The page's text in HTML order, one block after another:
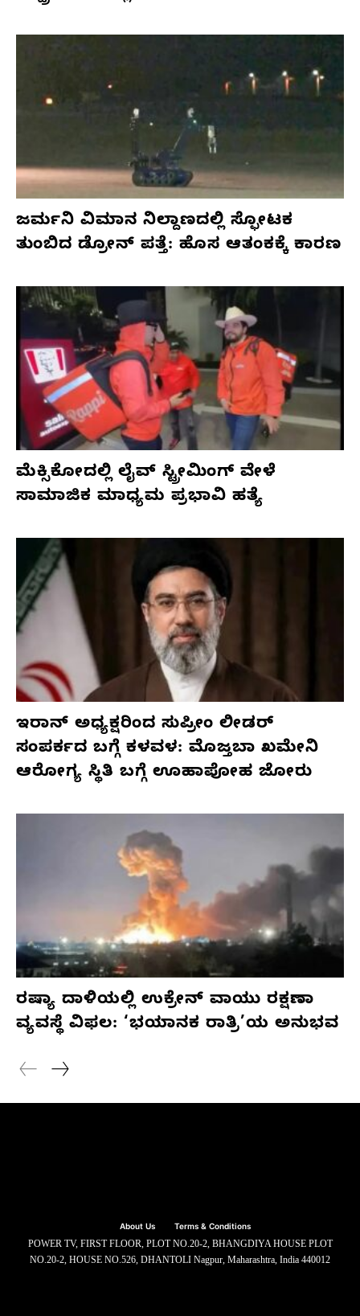
ಜರ್ಮನಿ ವಿಮಾನ ನಿಲ್ದಾಣದಲ್ಲಿ ಸ್ಫೋಟಕ
ತುಂಬಿದ ಡ್ರೋನ್ ಪತ್ತೆ: ಹೊಸ ಆತಂಕಕ್ಕೆ ಕಾರಣ
ಮೆಕ್ಸಿಕೋದಲ್ಲಿ ಲೈವ್ ಸ್ಟ್ರೀಮಿಂಗ್ ವೇಳೆ
ಸಾಮಾಜಿಕ ಮಾಧ್ಯಮ ಪ್ರಭಾವಿ ಹತ್ಯೆ
ಇರಾನ್ ಅಧ್ಯಕ್ಷರಿಂದ ಸುಪ್ರೀಂ ಲೀಡರ್
ಸಂಪರ್ಕದ ಬಗ್ಗೆ ಕಳವಳ: ಮೊಜ್ತಬಾ ಖಮೇನಿ
ಆರೋಗ್ಯ ಸ್ಥಿತಿ ಬಗ್ಗೆ ಊಹಾಪೋಹ ಜೋರು
ರಷ್ಯಾ ದಾಳಿಯಲ್ಲಿ ಉಕ್ರೇನ್ ವಾಯು ರಕ್ಷಣಾ
ವ್ಯವಸ್ಥೆ ವಿಫಲ: ‘ಭಯಾನಕ ರಾತ್ರಿ’ಯ ಅನುಭವ
About Us Terms & Conditions
POWER TV, FIRST FLOOR, PLOT NO.20-2, BHANGDIYA HOUSE PLOT
NO.20-2, HOUSE NO.526, DHANTOLI Nagpur, Maharashtra, India 440012